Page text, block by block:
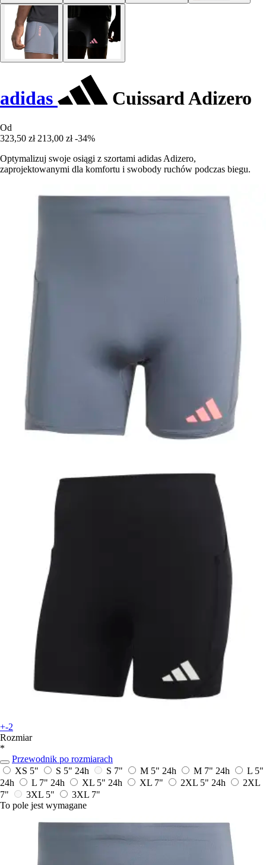
adidas Cuissard Adizero
Od
323,50 zł 213,00 zł -34%
Optymalizuj swoje osiągi z szortami adidas Adizero,
zaprojektowanymi dla komfortu i swobody ruchów podczas biegu.
+-2
Rozmiar
*
Przewodnik po rozmiarach
XS 5"
S 5" 24h S 7" M 5" 24h M 7" 24h
L 5"
24h
L 7" 24h XL 5" 24h XL 7" 2XL 5" 24h
2XL
7"
3XL 5"
3XL 7"
To pole jest wymagane